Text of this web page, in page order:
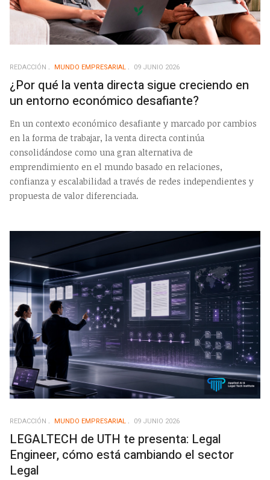
REDACCIÓN MUNDO EMPRESARIAL 09 JUNIO 2026
¿Por qué la venta directa sigue creciendo en
un entorno económico desafiante?
En un contexto económico desafiante y marcado por cambios
en la forma de trabajar, la venta directa continúa
consolidándose como una gran alternativa de
emprendimiento en el mundo basado en relaciones,
confianza y escalabilidad a través de redes independientes y
propuesta de valor diferenciada.
REDACCIÓN MUNDO EMPRESARIAL 09 JUNIO 2026
LEGALTECH de UTH te presenta: Legal
Engineer, cómo está cambiando el sector
Legal